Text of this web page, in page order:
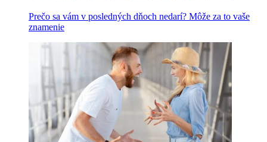
Prečo sa vám v posledných dňoch nedarí? Môže za to vaše
znamenie